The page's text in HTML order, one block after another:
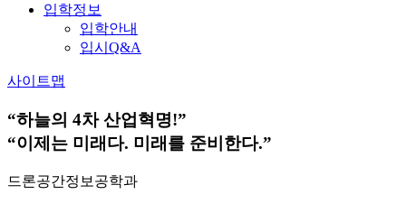
입학정보
입학안내
입시Q&A
사이트맵
“하늘의 4차 산업혁명!”
“이제는 미래다. 미래를 준비한다.”
드론공간정보공학과